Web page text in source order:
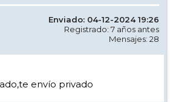
Enviado: 04-12-2024 19:26
Registrado: 7 años antes
Mensajes: 28
envío privado